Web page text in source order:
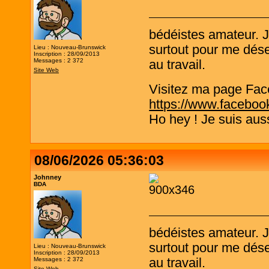
Lieu : Nouveau-Brunswick
Inscription : 28/09/2013
Messages : 2 372
Site Web
bédéistes amateur.
surtout pour me
au travail.
Visitez ma page
https://
Ho hey ! Je suis
08/06/2026 05:36:03
Johnney
BDA
Lieu : Nouveau-Brunswick
Inscription : 28/09/2013
Messages : 2 372
bédéistes amateur.
surtout pour me
au travail.